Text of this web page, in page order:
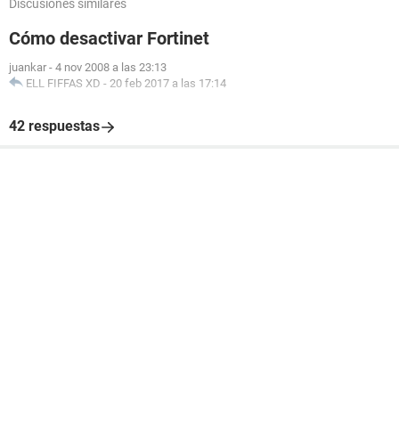
Discusiones similares
Cómo desactivar Fortinet
juankar - 4 nov 2008 a las 23:13
ELL FIFFAS XD - 20 feb 2017 a las 17:14
42 respuestas